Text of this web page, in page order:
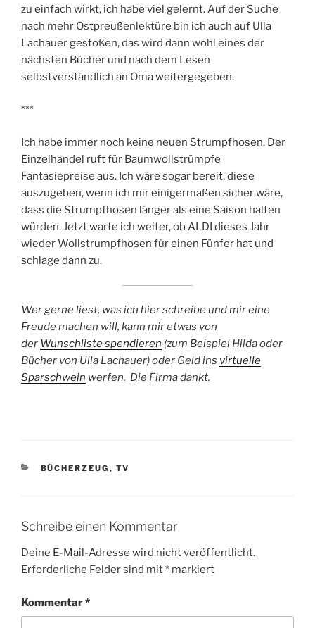
zu einfach wirkt, ich habe viel gelernt. Auf der Suche
nach mehr Ostpreußenlektüre bin ich auch auf Ulla
Lachauer gestoßen, das wird dann wohl eines der
nächsten Bücher und nach dem Lesen
selbstverständlich an Oma weitergegeben.
***
Ich habe immer noch keine neuen Strumpfhosen. Der
Einzelhandel ruft für Baumwollstrümpfe
Fantasiepreise aus. Ich wäre sogar bereit, diese
auszugeben, wenn ich mir einigermaßen sicher wäre,
dass die Strumpfhosen länger als eine Saison halten
würden. Jetzt warte ich weiter, ob ALDI dieses Jahr
wieder Wollstrumpfhosen für einen Fünfer hat und
schlage dann zu.
Wer gerne liest, was ich hier schreibe und mir eine
Freude machen will, kann mir etwas von
der Wunschliste spendieren (zum Beispiel Hilda oder
Bücher von Ulla Lachauer) oder Geld ins virtuelle
Sparschwein werfen. Die Firma dankt.
KATEGORIEN
BÜCHERZEUG , TV
Schreibe einen Kommentar
Deine E-Mail-Adresse wird nicht veröffentlicht.
Erforderliche Felder sind mit* markiert
Kommentar*